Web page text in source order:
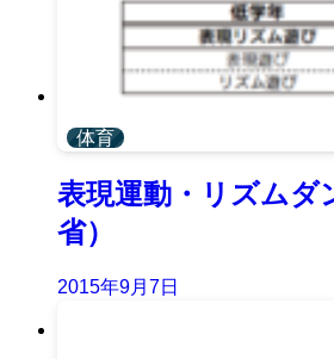
体育
表現運動・リズムダ
省）
2015年9月7日